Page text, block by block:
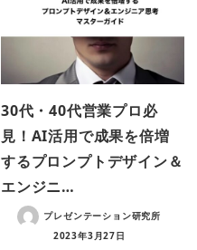
30代・40代営業プロ必
見！AI活用で成果を倍増
するプロンプトデザイン＆
エンジニ…
プレゼンテーション研究所
2023年3月27日